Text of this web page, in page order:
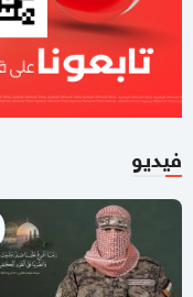
11:12 صباحا
هآرتس تكشف.. نتنياهو
الإدارة الأميركية حول غزة
10:21 مساءاً
بفحص حسام أبو صفية
04:35 مساءاً
مصادر صحفية تكشف
وملادينوف
فيديو